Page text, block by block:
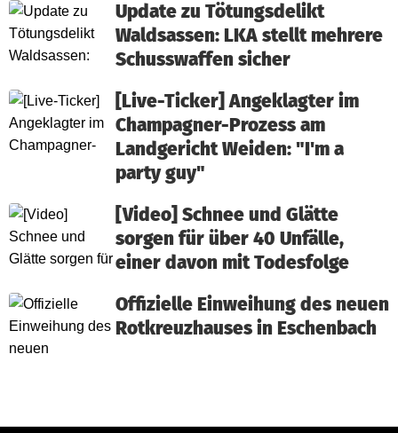
Update zu Tötungsdelikt
Waldsassen: LKA stellt mehrere
Schusswaffen sicher
[Live-Ticker] Angeklagter im
Champagner-Prozess am
Landgericht Weiden: "I'm a
party guy"
[Video] Schnee und Glätte
sorgen für über 40 Unfälle,
einer davon mit Todesfolge
Offizielle Einweihung des neuen
Rotkreuzhauses in Eschenbach